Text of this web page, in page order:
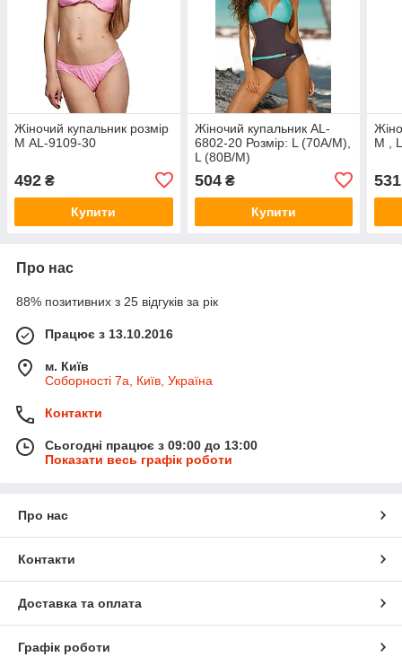
Жіночий купальник розмір
М AL-9109-30
492 ₴
Купити
Жіночий купальник AL-
6802-20 Розмір: L (70А/M),
L (80B/М)
504₴
Купити
М ,
531
Про нас
88% позитивних з 25 відгуків за рік
Працює з 13.10.2016
м. Київ
Соборності 7а, Київ, Україна
Контакти
Сьогодні працює з 09:00 до 13:00
Показати весь графік роботи
Про нас
Контакти
Доставка та оплата
Графік роботи